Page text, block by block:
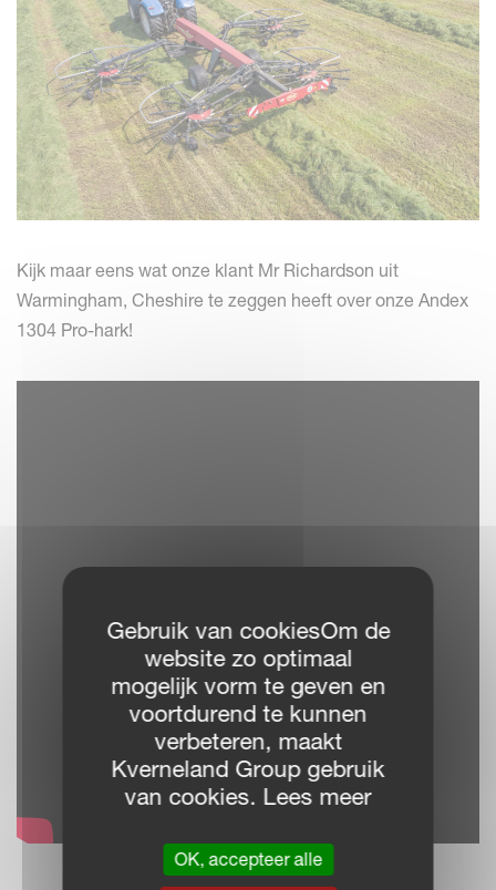
Kijk maar eens wat onze klant Mr Richardson uit
Warmingham, Cheshire te zeggen heeft over onze Andex
1304 Pro-hark!
Gebruik van cookiesOm de
website zo optimaal
mogelijk vorm te geven en
voortdurend te kunnen
verbeteren, maakt
Kverneland Group gebruik
van cookies. Lees meer
OK, accepteer alle